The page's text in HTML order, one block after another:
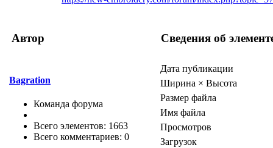
Автор Сведения об
Bagration
Команда форума
Всего элементов: 1663
Всего комментариев: 0
Дата публикации
Ширина × Высота
Размер файла
Имя файла
Просмотров
Загрузок